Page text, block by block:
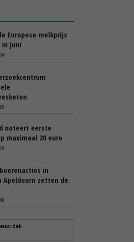
Europese melkprijs
juni
noteert eerste
maximaal 20 euro
in
Apeldoorn zetten de
dak